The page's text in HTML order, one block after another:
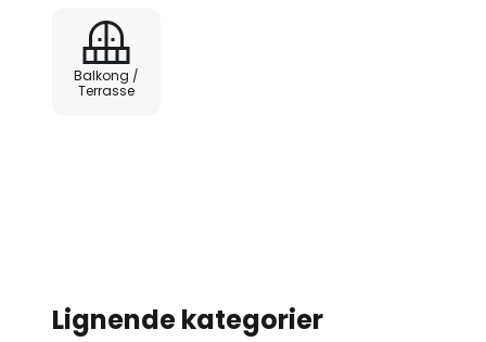
Balkong /
Terrasse
Lignende kategorier